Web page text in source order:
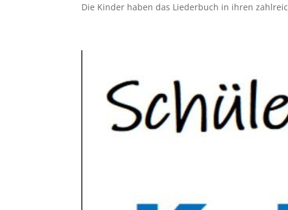
Die Kinder haben das Liederbuch in ihren